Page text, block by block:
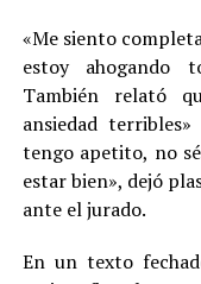
«Me siento
estoy ahogando
También relató
ansiedad
tengo apetito, no
estar bien», dejó
ante el jurado.
En un texto